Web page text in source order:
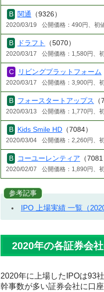
関通 （9326）
2020/03/19 公開価格：490円、初
ドラフト （5070）
2020/03/17 公開価格：1,580円、
リビングプラットフォーム
2020/03/17 公開価格：3,900円、
フォースタートアップス
2020/03/13 公開価格：1,770円、
Kids Smile HD （7084）
2020/03/04 公開価格：2,260円、
コーユーレンティア （7081
2020/02/07 公開価格：1,890円、
参考記事
IPO 上場実績 一覧（
2020年の各証券会
2020年に上場したIPOは93
幹事数が多い証券会社に口